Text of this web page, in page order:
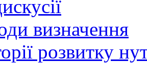
визначення
розвитку